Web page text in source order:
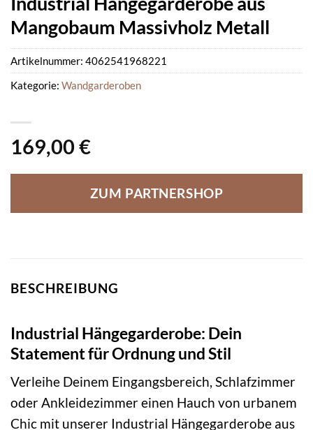
Mangobaum Massivholz Metall
169,00 €
ZUM PARTNERSHOP
Artikelnummer: 4062541968221
Kategorie: Wandgarderoben
BESCHREIBUNG
Industrial Hängegarderobe: Dein
Statement für Ordnung und Stil
Verleihe Deinem Eingangsbereich, Schlafzimmer
oder Ankleidezimmer einen Hauch von urbanem
Chic mit unserer Industrial Hängegarderobe aus